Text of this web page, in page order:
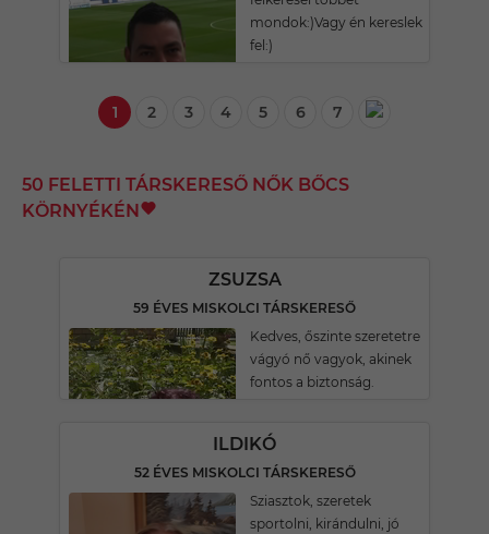
mondok:)Vagy én kereslek
fel:)
1 2 3 4 5 6 7
50 FELETTI TÁRSKERESŐ NŐK BŐCS
KÖRNYÉKÉN
ZSUZSA
59 ÉVES MISKOLCI TÁRSKERESŐ
Kedves, őszinte szeretetre
vágyó nő vagyok, akinek
fontos a biztonság.
ILDIKÓ
52 ÉVES MISKOLCI TÁRSKERESŐ
Sziasztok, szeretek
sportolni, kirándulni, jó